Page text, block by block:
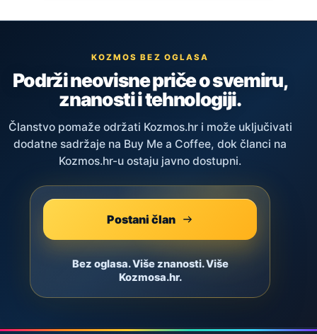
KOZMOS BEZ OGLASA
Podrži neovisne priče o svemiru,
znanosti i tehnologiji.
Članstvo pomaže održati Kozmos.hr i može uključivati
dodatne sadržaje na Buy Me a Coffee, dok članci na
Kozmos.hr-u ostaju javno dostupni.
Postani član
Bez oglasa. Više znanosti. Više
Kozmosa.hr.